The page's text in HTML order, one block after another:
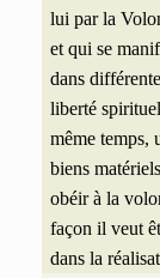
lui par la
et qui se
dans
liberté
même temps,
biens
obéir à la
façon il veut
dans la